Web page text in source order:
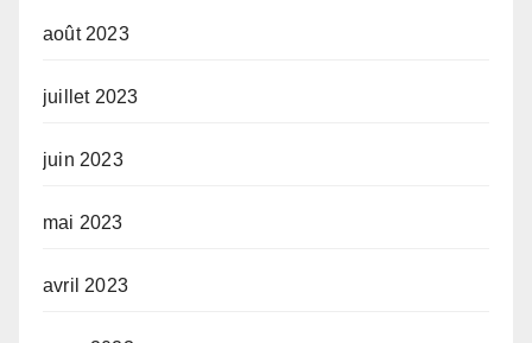
août 2023
juillet 2023
juin 2023
mai 2023
avril 2023